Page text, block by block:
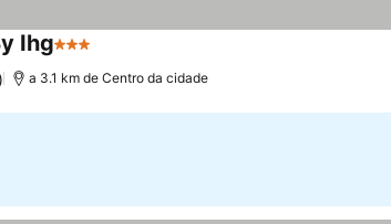
Ihg3 Estrelas
a 3.1 km de Centro da cidade